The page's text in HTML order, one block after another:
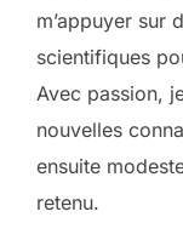
m’appuyer sur
scientifiques
Avec passion,
nouvelles
ensuite
retenu.